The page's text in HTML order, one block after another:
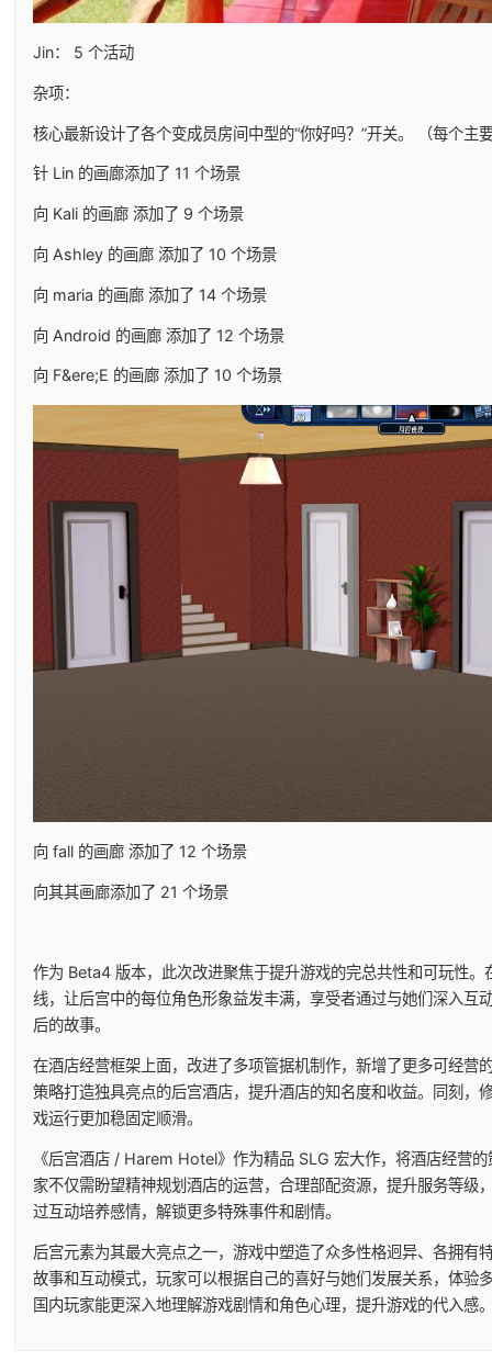
Jin： 5 个活动
杂项：
核心最新设计了各个变成员房间中型的“你好吗？”开关。 （每个主
针 Lin 的画廊添加了 11 个场景
向 Kali 的画廊 添加了 9 个场景
向 Ashley 的画廊 添加了 10 个场景
向 maria 的画廊 添加了 14 个场景
向 Android 的画廊 添加了 12 个场景
向 F&ere;E 的画廊 添加了 10 个场景
向 fall 的画廊 添加了 12 个场景
向其其画廊添加了 21 个场景
作为 Beta4 版本，此次改进聚焦于提升游戏的完总共性和可玩性
线，让后宫中的每位角色形象益发丰满，享受者通过与她们深入互
后的故事。
在酒店经营框架上面，改进了多项管据机制作，新增了更多可经营
策略打造独具亮点的后宫酒店，提升酒店的知名度和收益。同刻，
戏运行更加稳固定顺滑。
《后宫酒店 / Harem Hotel》作为精品 SLG 宏大作，将酒店经营
家不仅需盼望精神规划酒店的运营，合理部配资源，提升服务等级
过互动培养感情，解锁更多特殊事件和剧情。
后宫元素为其最大亮点之一，游戏中塑造了众多性格迥异、各拥有
故事和互动模式，玩家可以根据自己的喜好与她们发展关系，体验
国内玩家能更深入地理解游戏剧情和角色心理，提升游戏的代入感